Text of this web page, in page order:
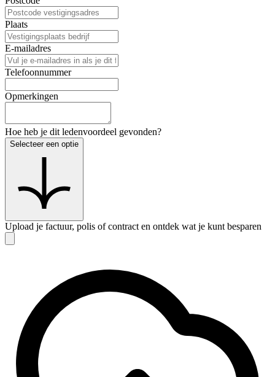
Plaats
E-mailadres
Telefoonnummer
Opmerkingen
Hoe heb je dit ledenvoordeel gevonden?
Selecteer een optie
Upload je factuur, polis of contract en ontdek wat je kunt besparen